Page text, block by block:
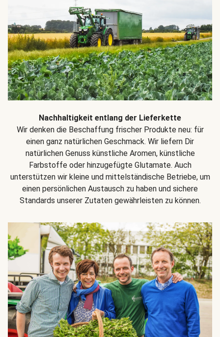
Nachhaltigkeit entlang der Lieferkette
Wir denken die Beschaffung frischer Produkte neu: für
einen ganz natürlichen Geschmack. Wir liefern Dir
natürlichen Genuss künstliche Aromen, künstliche
Farbstoffe oder hinzugefügte Glutamate. Auch
unterstützen wir kleine und mittelständische Betriebe, um
einen persönlichen Austausch zu haben und sichere
Standards unserer Zutaten gewährleisten zu können.